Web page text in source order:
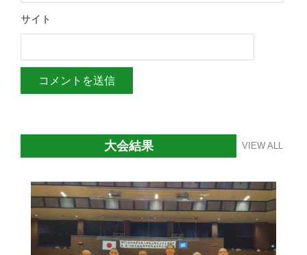
サイト
大会結果 VIEW ALL